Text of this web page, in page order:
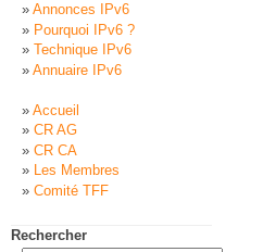
Annonces IPv6
Pourquoi IPv6 ?
Technique IPv6
Annuaire IPv6
Accueil
CR AG
CR CA
Les Membres
Comité TFF
Rechercher